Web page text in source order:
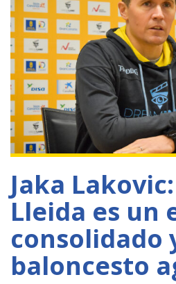
Jaka
Lleida es un
consolidado
baloncesto